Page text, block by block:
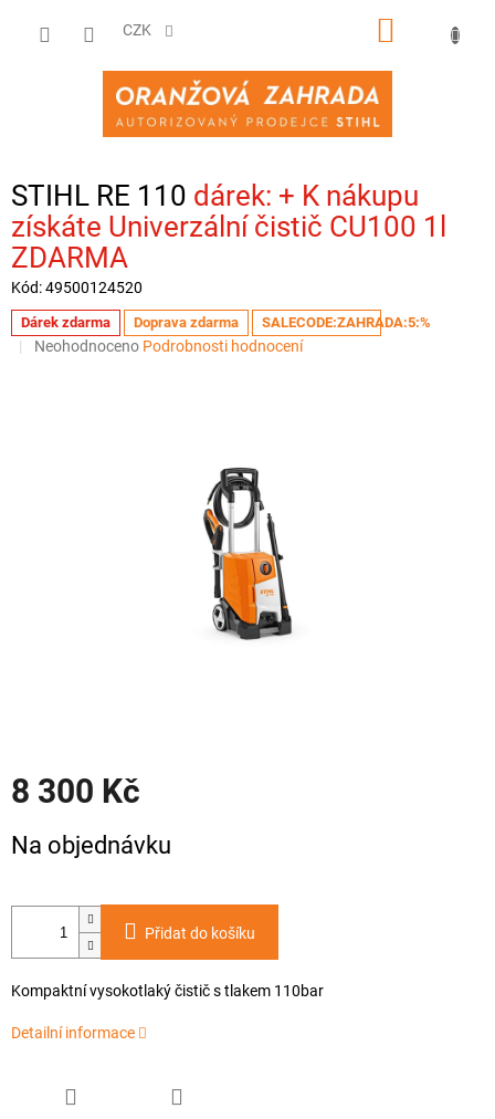
CZK
NÁKUPNÍ
STIHL RE 110
+ K nákupu
získáte Univerzální čistič CU100 1l
ZDARMA
Kód:49500124520
Dárek zdarma Doprava zdarma SALECODE:ZAHRADA:5:%
Průměrné
Neohodnoceno Podrobnosti hodnocení
8 300 Kč
cena:
Na objednávku
Přidat do košíku
Kompaktní vysokotlaký čistič s tlakem 110bar
Detailní informace